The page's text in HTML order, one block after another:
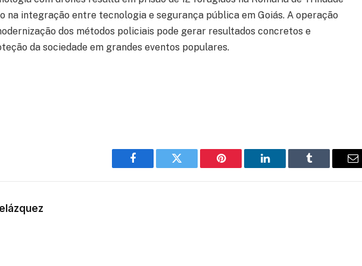
na integração entre tecnologia e segurança pública em Goiás. A operação
dos métodos policiais pode gerar resultados concretos e
da sociedade em grandes eventos populares.
Facebook Twitter Pinterest LinkedIn Tumblr